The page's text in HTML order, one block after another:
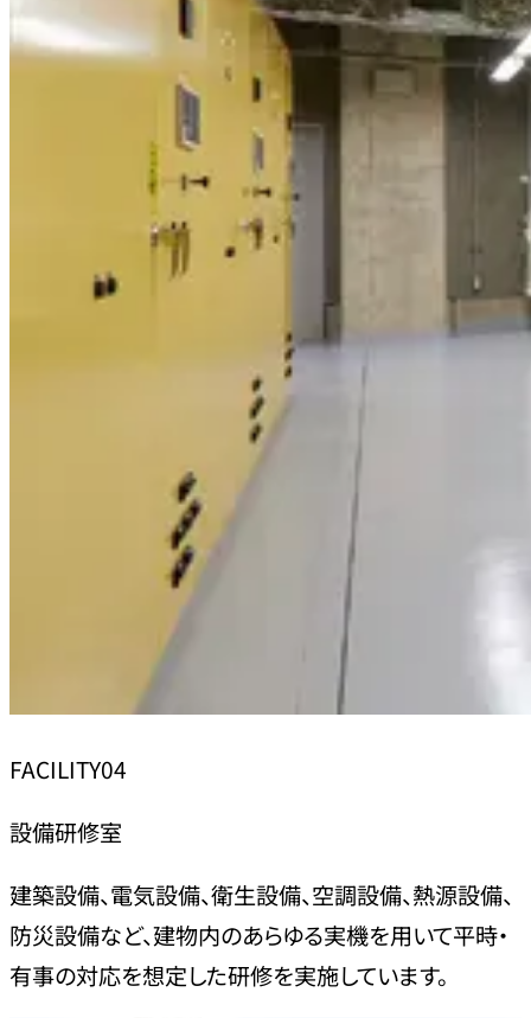
FACILITY04
設備研修室
建築設備、電気設備、衛生設備、空調設備、熱源設備、
防災設備など、建物内のあらゆる実機を用いて平時・
有事の対応を想定した研修を実施しています。